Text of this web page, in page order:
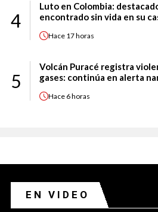
4
Luto en Colombia:
encontrado sin vida en su
Hace 17 horas
5
Volcán Puracé registra
gases: continúa en alerta
Hace 6 horas
EN VIDEO